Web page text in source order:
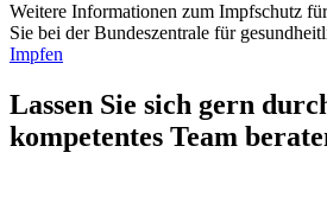
Weitere Informationen zum Impfschutz
Sie bei der Bundeszentrale für
Impfen
Lassen Sie sich gern
kompetentes Team